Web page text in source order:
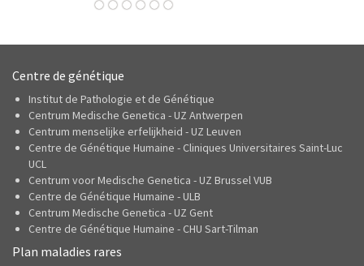
Centre de génétique
Institut de Pathologie et de Génétique
Centrum Medische Genetica - UZ Antwerpen
Centrum menselijke erfelijkheid - UZ Leuven
Centre de Génétique Humaine - Cliniques Universitaires Saint-Luc
UCL
Centrum voor Medische Genetica - UZ Brussel VUB
Centre de Génétique Humaine - ULB
Centrum Medische Genetica - UZ Gent
Centre de Génétique Humaine - CHU Sart-Tilman
Plan maladies rares